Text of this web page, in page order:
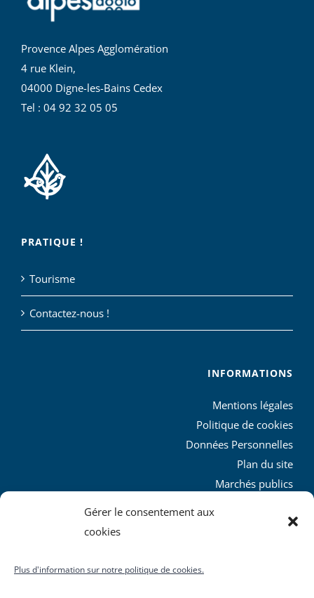
Gérer le consentement aux
cookies
Plus d'information sur notre politique de cookies.
Provence Alpes Agglomération
4 rue Klein,
04000 Digne-les-Bains Cedex
Tel : 04 92 32 05 05
PRATIQUE !
Tourisme
Contactez-nous !
INFORMATIONS
Mentions légales
Politique de cookies
Données Personnelles
Plan du site
Marchés publics
L’agglo recrute